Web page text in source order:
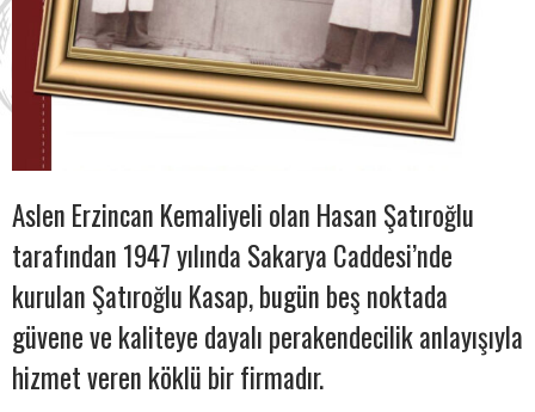
Aslen Erzincan Kemaliyeli olan Hasan Şatıroğlu
tarafından 1947 yılında Sakarya Caddesi’nde
kurulan Şatıroğlu Kasap, bugün beş noktada
güvene ve kaliteye dayalı perakendecilik anlayışıyla
hizmet veren köklü bir firmadır.